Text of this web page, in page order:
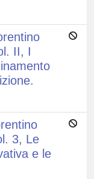
II, I
3, Le
e le